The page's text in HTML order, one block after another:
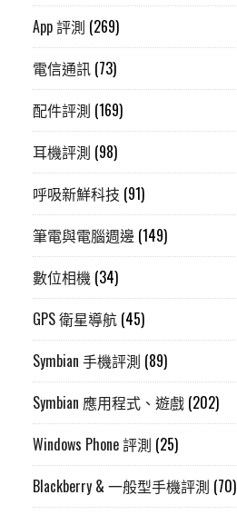
App 評測 (269)
電信通訊 (73)
配件評測 (169)
耳機評測 (98)
呼吸新鮮科技 (91)
筆電與電腦週邊 (149)
數位相機 (34)
GPS 衛星導航 (45)
Symbian 手機評測 (89)
Symbian 應用程式、遊戲 (202)
Windows Phone 評測 (25)
Blackberry & 一般型手機評測 (70)